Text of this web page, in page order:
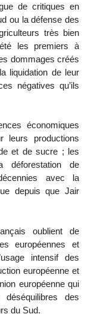
de critiques en
ou la défense des
très bien
les premiers à
dommages créés
liquidation de leur
négatives qu’ils
économiques
leurs productions
et de sucre ; les
déforestation de
avec la
depuis que Jair
oublient de
européennes et
intensif des
européenne et
européenne qui
des
du Sud.